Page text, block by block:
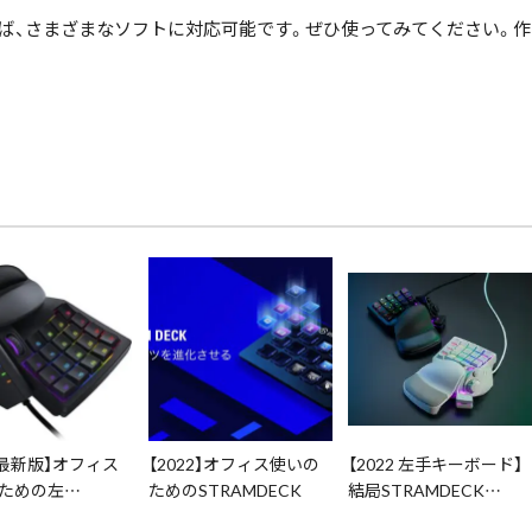
さまざまなソフトに対応可能です。ぜひ使ってみてください。作
新版】オフィス
めの左…
【2022】オフィス使いの
ためのSTRAMDECK
【2022 左手キーボード】
結局STRAMDECK…